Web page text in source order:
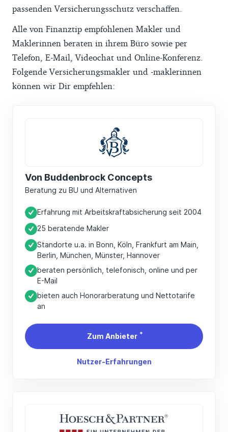
passenden Versicherungsschutz verschaffen.
Alle von Finanztip empfohlenen Makler und
Maklerinnen beraten in ihrem Büro sowie per
Telefon, E-Mail, Videochat und Online-Konferenz.
Folgende Versicherungsmakler und -maklerinnen
können wir Dir empfehlen:
Von Buddenbrock Concepts
Beratung zu BU und Alternativen
Erfahrung mit Arbeitskraftabsicherung seit 2004
25 beratende Makler
Standorte u.a. in Bonn, Köln, Frankfurt am Main,
Berlin, München, Münster, Hannover
beraten persönlich, telefonisch, online und per
E-Mail
bieten auch Honorarberatung und Nettotarife
an
Zum Anbieter *
Nutzer-Erfahrungen